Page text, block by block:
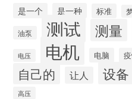
是一个 是一种 标准
油泵 测试 测量
电压 电机 电脑
自己的 让人 设备
高压